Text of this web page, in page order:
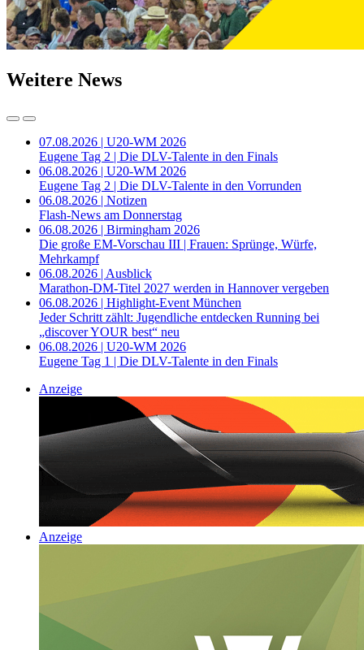
Weitere News
07.08.2026 | U20-WM 2026
Eugene Tag 2 | Die DLV-Talente in den Finals
06.08.2026 | U20-WM 2026
Eugene Tag 2 | Die DLV-Talente in den Vorrunden
06.08.2026 | Notizen
Flash-News am Donnerstag
06.08.2026 | Birmingham 2026
Die große EM-Vorschau III | Frauen: Sprünge, Würfe,
Mehrkampf
06.08.2026 | Ausblick
Marathon-DM-Titel 2027 werden in Hannover vergeben
06.08.2026 | Highlight-Event München
Jeder Schritt zählt: Jugendliche entdecken Running bei
„discover YOUR best“ neu
06.08.2026 | U20-WM 2026
Eugene Tag 1 | Die DLV-Talente in den Finals
Anzeige
Anzeige